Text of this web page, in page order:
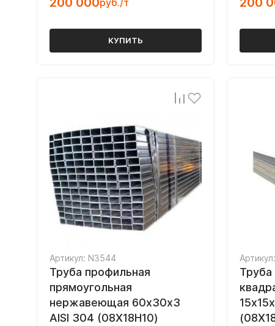
руб./т
КУПИТЬ
Артикул: N3544
Труба профильная
прямоугольная
нержавеющая 60х30х3
AISI 304 (08Х18Н10)